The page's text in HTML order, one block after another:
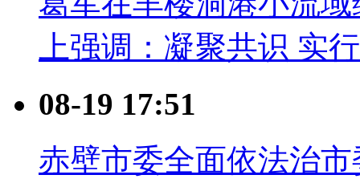
上强调：凝聚共识 实
08-19 17:51
赤壁市委全面依法治